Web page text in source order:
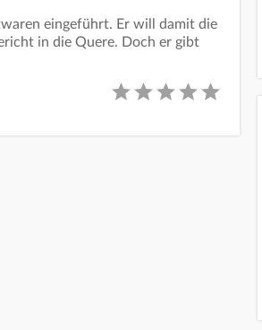
eingeführt. Er will damit die
in die Quere. Doch er gibt